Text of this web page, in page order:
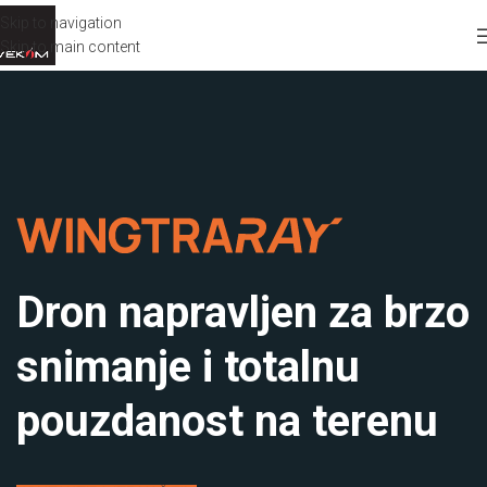
Skip to navigation
Skip to main content
Dron napravljen za brzo
snimanje i totalnu
pouzdanost na terenu